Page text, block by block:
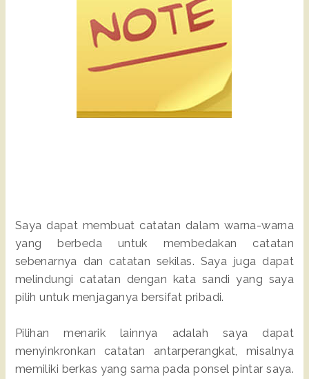
Saya dapat membuat catatan dalam warna-warna
yang berbeda untuk membedakan catatan
sebenarnya dan catatan sekilas. Saya juga dapat
melindungi catatan dengan kata sandi yang saya
pilih untuk menjaganya bersifat pribadi.
Pilihan menarik lainnya adalah saya dapat
menyinkronkan catatan antarperangkat, misalnya
memiliki berkas yang sama pada ponsel pintar saya.